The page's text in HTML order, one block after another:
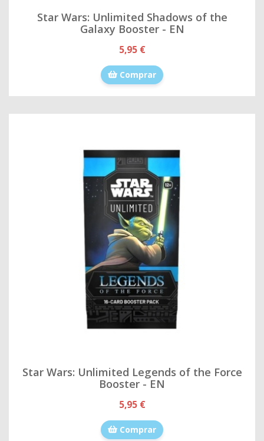
Star Wars: Unlimited Shadows of the
Galaxy Booster - EN
5,95 €
Comprar
Star Wars: Unlimited Legends of the Force
Booster - EN
5,95 €
Comprar